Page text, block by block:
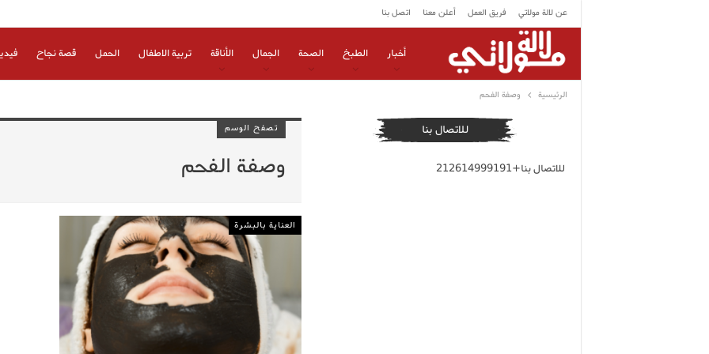
عن لالة مولاتي فريق العمل أعلن معنا اتصل بنا
أخبار الطبخ الصحة الجمال الأناقة تربية الاطفال الحمل قصة نجاح
الرئيسية وصفة الفحم
تصفح الوسم
وصفة الفحم
العناية بالبشرة
للاتصال بنا
للاتصال بنا+212614999191